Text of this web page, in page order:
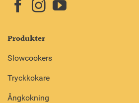
Produkter
Slowcookers
Tryckkokare
Ångkokning